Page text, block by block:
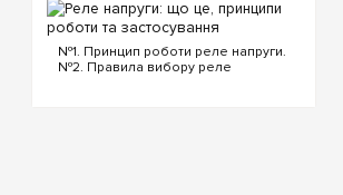
№1. Принцип роботи реле напруги.
№2. Правила вибору реле